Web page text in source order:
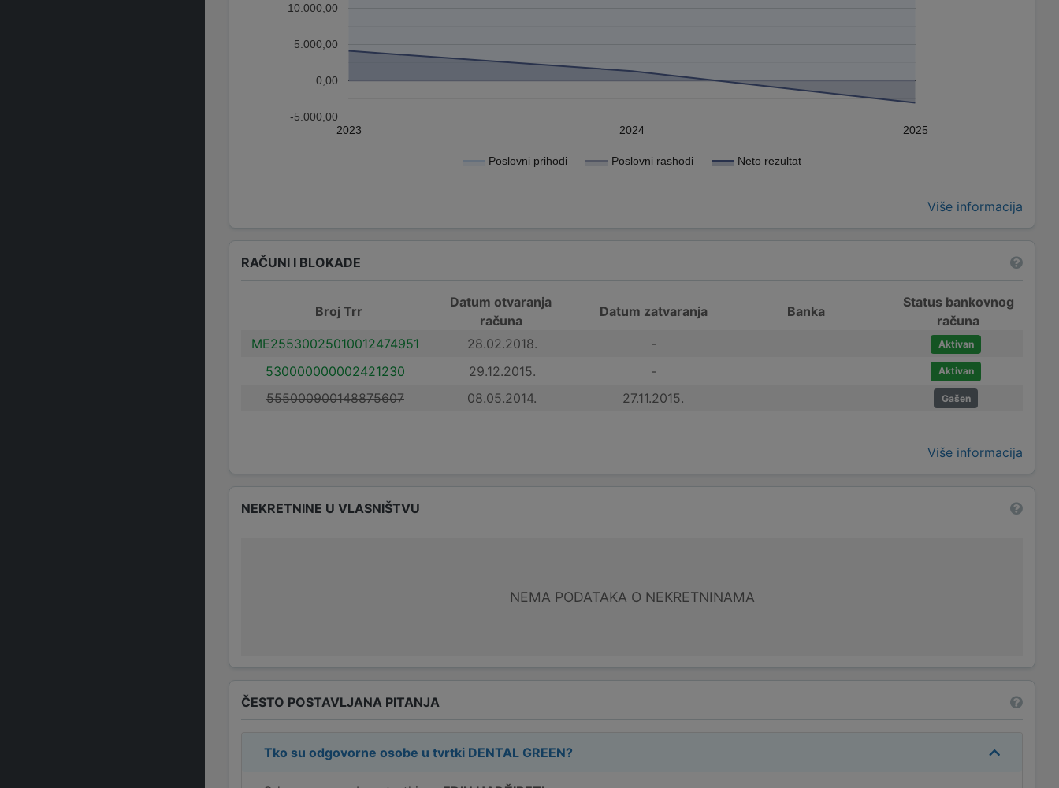
Poslovni prihodi Poslovni rashodi Neto rezultat
2023 2024 2025
-5.000,00
0,00
5.000,00
10.000,00
Više informacija
RAČUNI I BLOKADE
Broj Trr
Datum otvaranja
računa
Datum zatvaranja Banka
Status bankovnog
računa
ME25530025010012474951
28.02.2018. - Aktivan
530000000002421230 29.12.2015. - Aktivan
555000900148875607 08.05.2014. 27.11.2015. Gašen
Više informacija
NEKRETNINE U VLASNIŠTVU
NEMA PODATAKA O NEKRETNINAMA
ČESTO POSTAVLJANA PITANJA
Tko su odgovorne osobe u tvrtki DENTAL GREEN?